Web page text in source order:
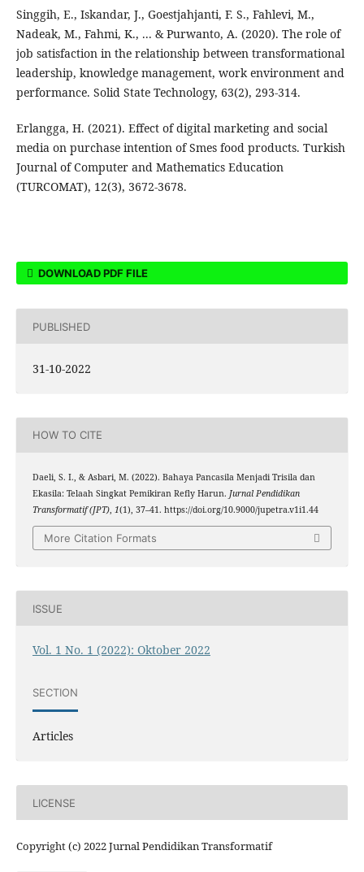
Singgih, E., Iskandar, J., Goestjahjanti, F. S., Fahlevi, M.,
Nadeak, M., Fahmi, K., ... & Purwanto, A. (2020). The role of
job satisfaction in the relationship between transformational
leadership, knowledge management, work environment and
performance. Solid State Technology, 63(2), 293-314.
Erlangga, H. (2021). Effect of digital marketing and social
media on purchase intention of Smes food products. Turkish
Journal of Computer and Mathematics Education
(TURCOMAT), 12(3), 3672-3678.
DOWNLOAD PDF FILE
PUBLISHED
31-10-2022
HOW TO CITE
Daeli, S. I., & Asbari, M. (2022). Bahaya Pancasila Menjadi Trisila dan
Ekasila: Telaah Singkat Pemikiran Refly Harun. Jurnal Pendidikan
Transformatif (JPT), 1(1), 37–41. https://doi.org/10.9000/jupetra.v1i1.44
More Citation Formats
ISSUE
Vol. 1 No. 1 (2022): Oktober 2022
SECTION
Articles
LICENSE
Copyright (c) 2022 Jurnal Pendidikan Transformatif